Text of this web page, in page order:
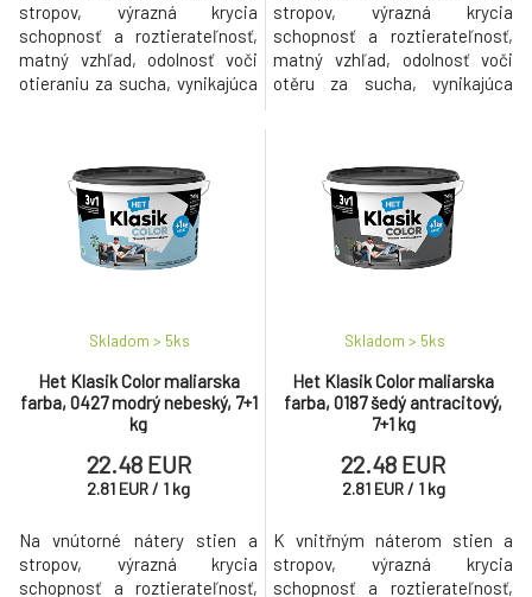
stropov, výrazná krycia
schopnosť a roztierateľnosť,
matný vzhľad, odolnosť voči
otieraniu za sucha, vynikajúca
stropov, výrazná krycia
schopnosť a roztierateľnosť,
matný vzhľad, odolnosť voči
otěru za sucha, vynikajúca
Het Klasik Color maliarska
farba, 0427 modrý nebeský, 7+1
kg
Skladom > 5ks
22.48 EUR
2.81 EUR/ 1 kg
Na vnútorné nátery stien a
stropov, výrazná krycia
schopnosť a roztierateľnosť,
Het Klasik Color maliarska
farba, 0187 šedý antracitový,
7+1 kg
Skladom > 5ks
22.48 EUR
2.81 EUR / 1 kg
K vnitřným náterom stien a
stropov, výrazná krycia
schopnosť a roztierateľnosť,